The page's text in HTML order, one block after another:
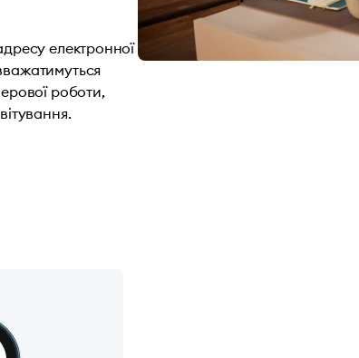
електронної
роботи,